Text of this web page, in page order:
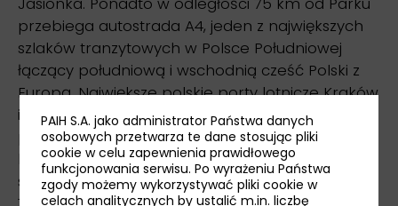
przebiega autostrada A4, jeden z największych
szlaków tranzytowych w Polsce Południowej
łączący południową i wschodnią cześć Polski z
Europą. Największe polskie porty lotnicze Kraków
i Warszawa znajdują się w odległości 200 km. W
pobliżu terenów parkowych przebiega linia
kolejowa Warszawa - Rzeszów, a Park znajduje
się w odległości 7 km od stacji kolejowych
PAIH S.A. jako administrator Państwa danych
osobowych przetwarza te dane stosując pliki
cookie w celu zapewnienia prawidłowego
funkcjonowania serwisu. Po wyrażeniu Państwa
zgody możemy wykorzystywać pliki cookie w
celach analitycznych by ustalić m.in. liczbę